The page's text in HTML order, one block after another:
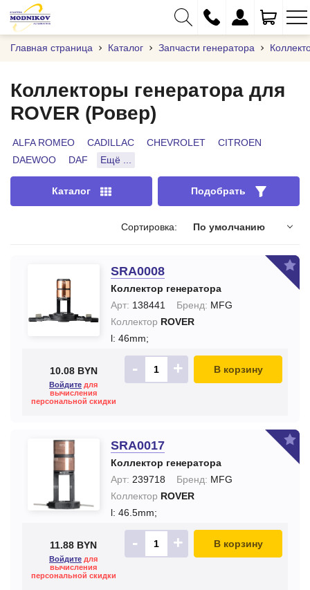
+375 (29) 333-01-01
+375 (17) 373-97-09
info@modnikov.com
Главная страница Каталог Запчасти генератора
Коллекторы генератора для
ROVER (Ровер)
ALFA ROMEO CADILLAC CHEVROLET
CITROEN
DAEWOO
DAF Ещё ...
Каталог Подобрать
Сортировка: По умолчанию
SRA0008
Коллектор генератора
Арт: 138441 Бренд: MFG
Коллектор ROVER
l: 46mm;
10.08 BYN
Войдите для
вычисления
персональной скидки
- + В корзину
SRA0017
Коллектор генератора
Арт: 239718 Бренд: MFG
Коллектор ROVER
l: 46.5mm;
11.88 BYN
Войдите для
вычисления
персональной скидки
- + В корзину